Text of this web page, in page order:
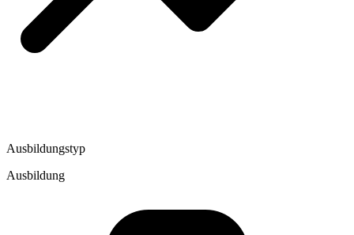
Ausbildungstyp
Ausbildung